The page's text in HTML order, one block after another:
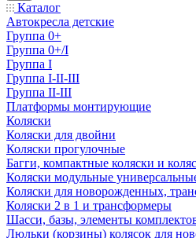
Каталог
Автокресла детские
Группа 0+
Группа 0+/I
Группа I
Группа I-II-III
Группа II-III
Платформы монтирующие
Коляски
Коляски для двойни
Коляски прогулочные
Багги, компактные коляски и
Коляски модульные
Коляски для новорожденных,
Коляски 2 в 1 и трансформеры
Шасси, базы, элементы
Люльки (корзины) колясок для